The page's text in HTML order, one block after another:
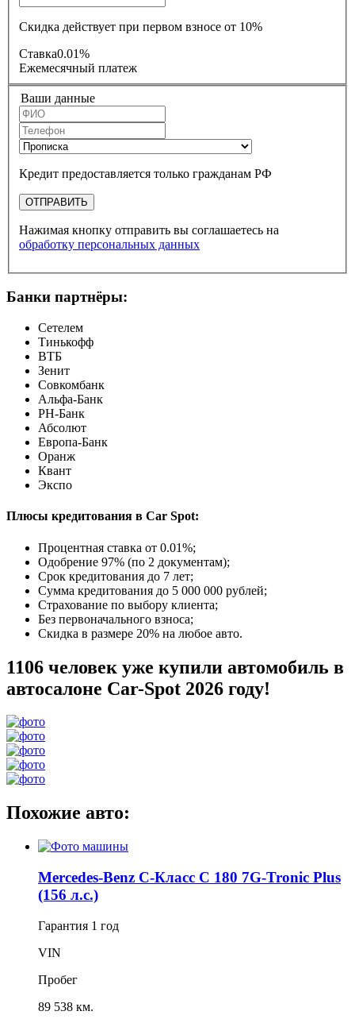
Скидка действует при первом взносе от 10%
Ставка0.01%
Ежемесячный платеж
Ваши данные
Кредит предоставляется только гражданам РФ
ОТПРАВИТЬ
Нажимая кнопку отправить вы соглашаетесь на
обработку персональных данных
Банки партнёры:
Сетелем
Тинькофф
ВТБ
Зенит
Совкомбанк
Альфа-Банк
РН-Банк
Абсолют
Европа-Банк
Оранж
Квант
Экспо
Плюсы кредитования в Car Spot:
Процентная ставка от 0.01%;
Одобрение 97% (по 2 документам);
Срок кредитования до 7 лет;
Сумма кредитования до 5 000 000 рублей;
Страхование по выбору клиента;
Без первоначального взноса;
Скидка в размере 20% на любое авто.
1106 человек уже купили автомобиль в
автосалоне Car-Spot 2026 году!
Похожие авто:
Mercedes-Benz C-Класс C 180 7G-Tronic Plus
(156 л.с.)
Гарантия 1 год
VIN
Пробег
89 538 км.